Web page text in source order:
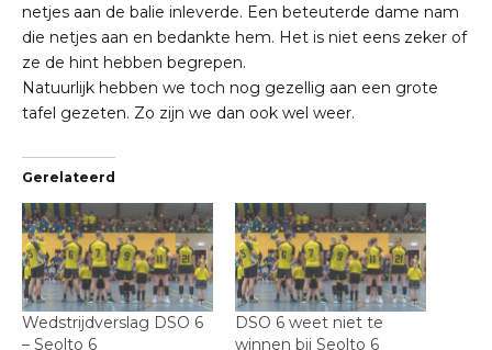
netjes aan de balie inleverde. Een beteuterde dame nam
die netjes aan en bedankte hem. Het is niet eens zeker of
ze de hint hebben begrepen.
Natuurlijk hebben we toch nog gezellig aan een grote
tafel gezeten. Zo zijn we dan ook wel weer.
Gerelateerd
Wedstrijdverslag DSO 6
– Seolto 6
DSO 6 weet niet te
winnen bij Seolto 6